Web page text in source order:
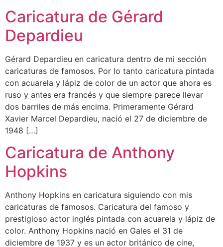
Caricatura de Gérard
Depardieu
Gérard Depardieu en caricatura dentro de mi sección
caricaturas de famosos. Por lo tanto caricatura pintada
con acuarela y lápiz de color de un actor que ahora es
ruso y antes era francés y que siempre parece llevar
dos barriles de más encima. Primeramente Gérard
Xavier Marcel Depardieu, nació el 27 de diciembre de
1948 […]
Caricatura de Anthony
Hopkins
Anthony Hopkins en caricatura siguiendo con mis
caricaturas de famosos. Caricatura del famoso y
prestigioso actor inglés pintada con acuarela y lápiz de
color. Anthony Hopkins nació en Gales el 31 de
diciembre de 1937 y es un actor británico de cine,